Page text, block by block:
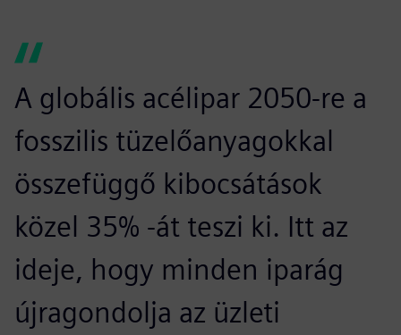
A globális acélipar 2050-re a
fosszilis tüzelőanyagokkal
összefüggő kibocsátások
közel 35% -át teszi ki. Itt az
ideje, hogy minden iparág
újragondolja az üzleti